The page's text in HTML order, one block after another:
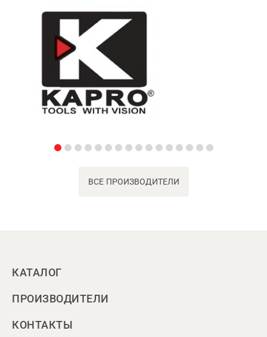
ВСЕ ПРОИЗВОДИТЕЛИ
КАТАЛОГ
ПРОИЗВОДИТЕЛИ
КОНТАКТЫ